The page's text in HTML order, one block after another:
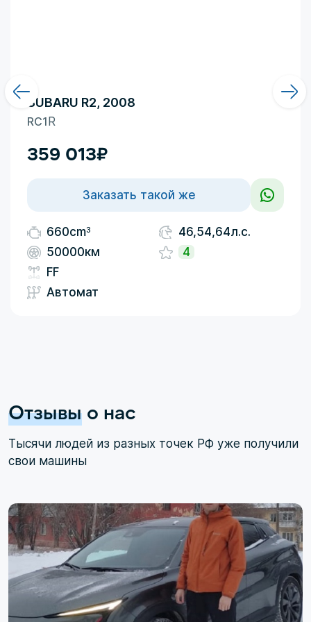
660cm3
50000км
FF
Автомат
46,54,64л.с.
4
SUBARU R2, 2008
RC1 R
359 013₽
Заказать такой же
Отзывы о нас
Тысячи людей из разных точек РФ уже получили
свои машины